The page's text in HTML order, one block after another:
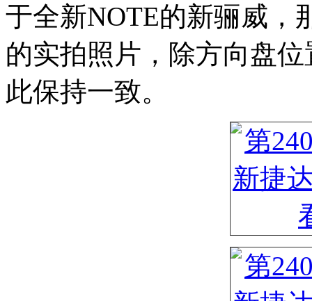
于全新NOTE的新骊威，
的实拍照片，除方向盘
此保持一致。